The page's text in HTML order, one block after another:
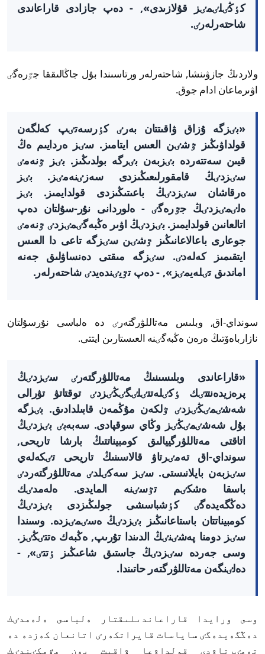
كٶڭٸلٸمٸز قۇلازىدى», - دەپ جازادى قاراعاندى
شاحتەرلەرٸ.
ولاردىڭ جازۋىنشا, شاحتەرلەر ورتاسىندا بۇل جاڭالىققا جٷرەگٸ
اۋىرماعان ادام جوق.
«بٸزگە ۇزاق ۋاقىتتان بەرٸ كٶرسەتٸپ كەلگەن
قولداۋىڭىز ٷشٸن العىس ايتامىز. سٸز ەردايىم ەڭ
قيىن سەتتەردە بٸزبەن بٸرگە بولدىڭىز. بٸز ٷنەمٸ
سٸزدٸڭ قامقورلىعىڭىزدى سەزٸنەمٸز. بٸز
ەرقاشان سٸزدٸڭ باعىتىڭىزدى قولدايمىز. بٸز
ەلٸمٸزدٸڭ جٷرەگٸ - ەلوردانى نۇر-سۇلتان دەپ
اتالعانىن قولدايمىز. بٸزدٸڭ اۋىر ەڭبەگٸمٸزدٸ ٷنەمٸ
جوعارى باعالاعانىڭىز ٷشٸن سٸزگە تاعى دا العىس
ايتقىمىز كەلەدٸ. سٸزگە مىقتى دەنساۋلىق جەنە
اماندىق تٸلەيمٸز», - دەپ تٷيٸندەيدٸ شاحتەرلەر.
سونداي-اق, وبلىس مەتاللۋرگتەرٸ دە ەلباسى نۇرسۇلتان
نازارباەۆتىڭ ەرەن ەڭبەگٸنە العىستارىن ايتتى.
«قاراعاندى وبلىسىنىڭ مەتاللۋرگتەرٸ سٸزدٸڭ
پرەزيدەنتتٸك ٶكٸلەتتٸلٸگٸڭٸزدٸ توقتاتۋ تۋرالى
شەشٸمٸڭٸزدٸ ٷلكەن مۇڭمەن قابىلدادىق. بٸزگە
بۇل شەشٸمٸڭٸز وڭاي سوقپادى. سەبەبٸ بٸزدٸڭ
اتاقتى مەتاللۋرگييالىق كومبيناتتىڭ بارشا تاريحى,
سونداي-اق تەمٸرتاۋ قالاسىنىڭ تاريحى تٸكەلەي
سٸزبەن بايلانىستى. سٸز سەكٸلدٸ مەتاللۋرگتەردٸ
باسقا ەشكٸم تٷسٸنە المايدى. ەلەمدٸك
دەڭگەيدەگٸ كٶشباسشى جولىڭىزدى بٸزدٸڭ
كومبيناتتان باستاعانىڭىز بٸزدٸڭ ەسٸمٸزدە. وسىندا
سٸز دومنا پەشٸنٸڭ الدىندا تۇرىپ, ەڭبەك ەتتٸڭٸز.
وسى جەردە سٸزدٸڭ جاستىق شاعىڭىز ٶتتٸ», -
دەلٸنگەن مەتاللۋرگتەر حاتىندا.
وسى ورايدا قاراعاندىلىقتار ەلباسى ەلەمدٸك
دەڭگەيدەگٸ ساياسات قايراتكەرٸ اتانعان كەزدە دە
تەمٸرتاۋدى قولداۋعا ۋاقىت پەن مٷمكٸندٸك